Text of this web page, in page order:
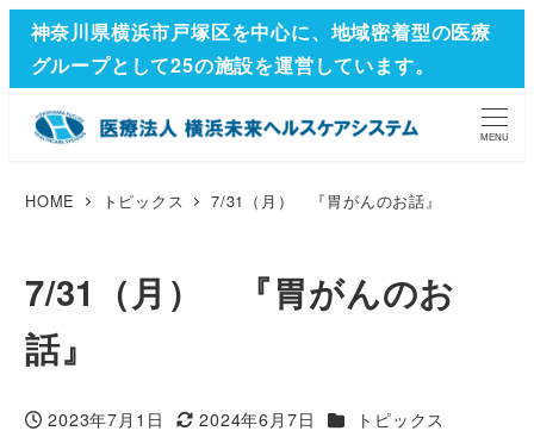
神奈川県横浜市戸塚区を中心に、地域密着型の医療
グループとして25の施設を運営しています。
MENU
HOME トピックス 7/31（月） 『胃がんのお話』
7/31（月） 『胃がんのお
話』
2023年7月1日 2024年6月7日 カテゴリー
トピックス